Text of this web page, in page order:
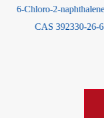
2-naphthalenethiol
392330-26-6